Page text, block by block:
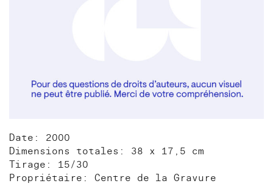
Date: 2000
Dimensions totales: 38 x 17,5 cm
Tirage: 15/30
Propriétaire: Centre de la Gravure